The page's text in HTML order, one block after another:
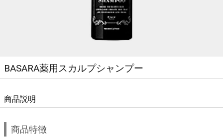
BASARA薬用スカルプシャンプー
商品説明
商品特徴